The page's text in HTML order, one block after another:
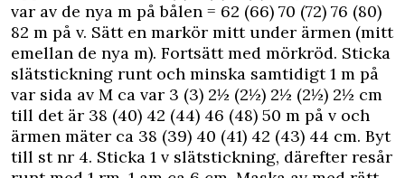
var av de nya m på bålen = 62 (66) 70 (72) 76 (80)
82 m på v. Sätt en markör mitt under ärmen (mitt
emellan de nya m). Fortsätt med mörkröd. Sticka
slätstickning runt och minska samtidigt 1 m på
var sida av M ca var 3 (3) 2½ (2½) 2½ (2½) 2½ cm
till det är 38 (40) 42 (44) 46 (48) 50 m på v och
ärmen mäter ca 38 (39) 40 (41) 42 (43) 44 cm. Byt
till st nr 4. Sticka 1 v slätstickning, därefter resår